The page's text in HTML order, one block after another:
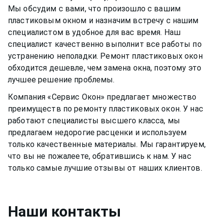
Мы обсудим с вами, что произошло с вашим
пластиковым окном и назначим встречу с нашим
специалистом в удобное для вас время. Наш
специалист качественно выполнит все работы по
устранению неполадки. Ремонт пластиковых окон
обходится дешевле, чем замена окна, поэтому это
лучшее решение проблемы.
Компания «Сервис Окон» предлагает множество
преимуществ по ремонту пластиковых окон. У нас
работают специалисты высшего класса, мы
предлагаем недорогие расценки и используем
только качественные материалы. Мы гарантируем,
что вы не пожалеете, обратившись к нам. У нас
только самые лучшие отзывы от наших клиентов.
Наши контакты